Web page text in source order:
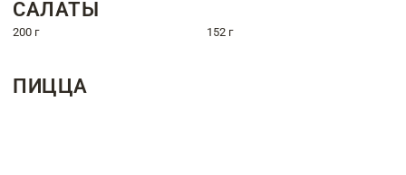
САЛАТЫ
200 г 152 г
ПИЦЦА